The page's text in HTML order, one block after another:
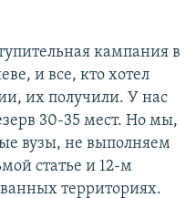
кампания в
и все, кто хотел
их получили. У нас
30-35 мест. Но мы,
вузы, не выполняем
статье и 12-м
территориях.